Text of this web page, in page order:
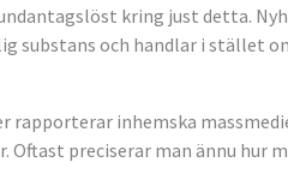
kring just detta.
substans och handlar i stället
rapporterar inhemska
preciserar man ännu hur